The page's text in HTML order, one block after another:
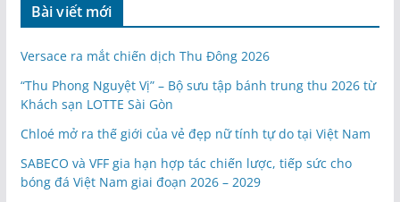
Bài viết mới
Versace ra mắt chiến dịch Thu Đông 2026
“Thu Phong Nguyệt Vị” – Bộ sưu tập bánh trung thu 2026 từ
Khách sạn LOTTE Sài Gòn
Chloé mở ra thế giới của vẻ đẹp nữ tính tự do tại Việt Nam
SABECO và VFF gia hạn hợp tác chiến lược, tiếp sức cho
bóng đá Việt Nam giai đoạn 2026 – 2029